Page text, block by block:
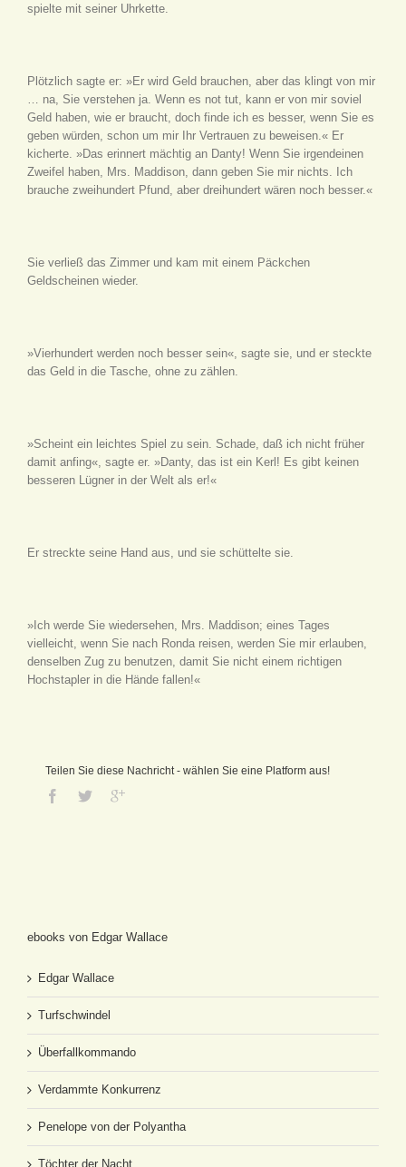
spielte mit seiner Uhrkette.
Plötzlich sagte er: »Er wird Geld brauchen, aber das klingt von mir
… na, Sie verstehen ja. Wenn es not tut, kann er von mir soviel
Geld haben, wie er braucht, doch finde ich es besser, wenn Sie es
geben würden, schon um mir Ihr Vertrauen zu beweisen.« Er
kicherte. »Das erinnert mächtig an Danty! Wenn Sie irgendeinen
Zweifel haben, Mrs. Maddison, dann geben Sie mir nichts. Ich
brauche zweihundert Pfund, aber dreihundert wären noch besser.«
Sie verließ das Zimmer und kam mit einem Päckchen
Geldscheinen wieder.
»Vierhundert werden noch besser sein«, sagte sie, und er steckte
das Geld in die Tasche, ohne zu zählen.
»Scheint ein leichtes Spiel zu sein. Schade, daß ich nicht früher
damit anfing«, sagte er. »Danty, das ist ein Kerl! Es gibt keinen
besseren Lügner in der Welt als er!«
Er streckte seine Hand aus, und sie schüttelte sie.
»Ich werde Sie wiedersehen, Mrs. Maddison; eines Tages
vielleicht, wenn Sie nach Ronda reisen, werden Sie mir erlauben,
denselben Zug zu benutzen, damit Sie nicht einem richtigen
Hochstapler in die Hände fallen!«
Teilen Sie diese Nachricht - wählen Sie eine Platform aus!
ebooks von Edgar Wallace
Edgar Wallace
Turfschwindel
Überfallkommando
Verdammte Konkurrenz
Penelope von der Polyantha
Töchter der Nacht